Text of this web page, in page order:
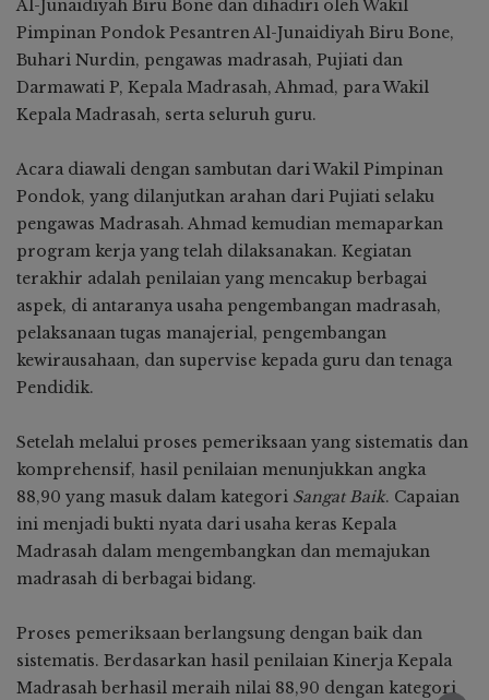
Al-Junaidiyah Biru Bone dan dihadiri oleh Wakil
Pimpinan Pondok Pesantren Al-Junaidiyah Biru Bone,
Buhari Nurdin, pengawas madrasah, Pujiati dan
Darmawati P, Kepala Madrasah, Ahmad, para Wakil
Kepala Madrasah, serta seluruh guru.
Acara diawali dengan sambutan dari Wakil Pimpinan
Pondok, yang dilanjutkan arahan dari Pujiati selaku
pengawas Madrasah. Ahmad kemudian memaparkan
program kerja yang telah dilaksanakan. Kegiatan
terakhir adalah penilaian yang mencakup berbagai
aspek, di antaranya usaha pengembangan madrasah,
pelaksanaan tugas manajerial, pengembangan
kewirausahaan, dan supervise kepada guru dan tenaga
Pendidik.
Setelah melalui proses pemeriksaan yang sistematis dan
komprehensif, hasil penilaian menunjukkan angka
88,90 yang masuk dalam kategori Sangat Baik. Capaian
ini menjadi bukti nyata dari usaha keras Kepala
Madrasah dalam mengembangkan dan memajukan
madrasah di berbagai bidang.
Proses pemeriksaan berlangsung dengan baik dan
sistematis. Berdasarkan hasil penilaian Kinerja Kepala
Madrasah berhasil meraih nilai 88,90 dengan kategori